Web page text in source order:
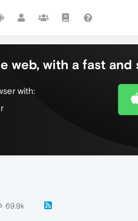
web, with a fast and
with:
69.9k